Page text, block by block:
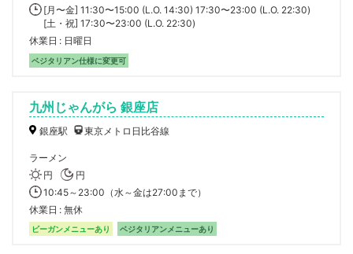
[月〜金] 11:30〜15:00 (L.O. 14:30) 17:30〜23:00 (L.O. 22:30)
[土・祝] 17:30〜23:00 (L.O. 22:30)
休業日
日曜日
ベジタリアン仕様に変更可
九州じゃんがら 銀座店
銀座駅 東京メトロ日比谷線
ラーメン
円
円
10:45～23:00（水～金は27:00まで）
休業日
無休
ビーガンメニューあり ベジタリアンメニューあり